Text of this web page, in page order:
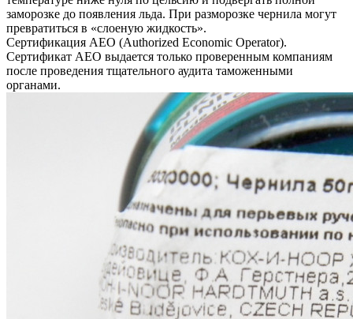
заморозке до появления льда. При разморозке чернила могут
превратиться в «слоеную жидкость».
Сертификация AEO (Authorized Economic Operator).
Сертификат AEO выдается только проверенным компаниям
после проведения тщательного аудита таможенными
органами.